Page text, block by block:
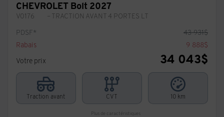
CHEVROLET Bolt 2027
V0176
– TRACTION AVANT 4 PORTES LT
PDSF*
43 931$
Rabais
9 888$
Votre prix
34 043$
Traction avant CVT 10 km
Plus de caractéristiques